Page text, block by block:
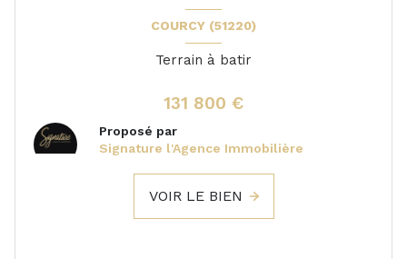
COURCY (51220)
Terrain à batir
131 800 €
Proposé par
Signature l'Agence Immobilière
VOIR LE BIEN